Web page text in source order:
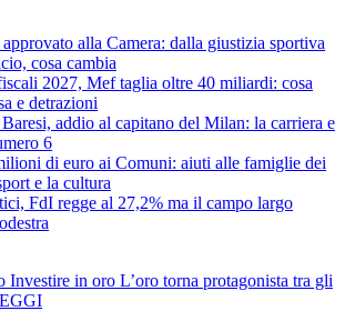
alla Camera: dalla giustizia sportiva
cosa cambia
2027, Mef taglia oltre 40 miliardi: cosa
e detrazioni
addio al capitano del Milan: la carriera e
6
di euro ai Comuni: aiuti alle famiglie dei
e la cultura
FdI regge al 27,2% ma il campo largo
Investire in oro L’oro torna protagonista tra gli